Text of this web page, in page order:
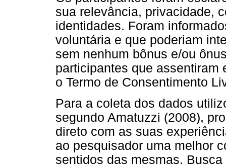
sua relevância, privacidade,
identidades. Foram
voluntária e que poderiam
sem nenhum bônus e/ou
participantes que assentiram
o Termo de Consentimento
Para a coleta dos dados
segundo Amatuzzi (2008),
direto com as suas
ao pesquisador uma melhor
sentidos das mesmas.